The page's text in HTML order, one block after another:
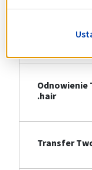
Rejestracja
Odnowienie
.hair
Transfer